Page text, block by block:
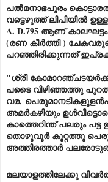
പൽമനാഭപുരം
വട്ടെഴുത്ത് ലിപിയിൽ
A. D.795 ആണ്
(രണ കീർത്തി )
പറഞ്ഞിരിക്കുന്നത്
"ശ്രീ
പടൈ വിഴിഞ്ഞത്തു
വര,
അമർകഴിയും
കാത്തെറിന്ത് പലരും
തൊഴുവൂർ കൂറ്റത്തു
അത്തിരത്താർ
മലയാളത്തിലേക്കു